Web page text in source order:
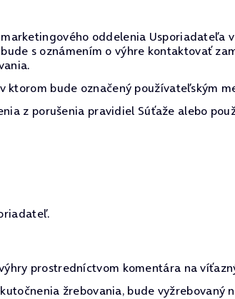
oddelenia Usporiadateľa v
s oznámením o výhre kontaktovať
bude označený používateľským
z porušenia pravidiel Súťaže alebo
prostredníctvom komentára na
žrebovania, bude vyžrebovaný